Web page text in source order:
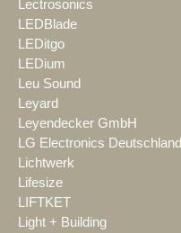
Lectrosonics
LEDBlade
LEDitgo
LEDium
Leu Sound
Leyard
Leyendecker GmbH
LG Electronics Deutschland
Lichtwerk
Lifesize
LIFTKET
Light + Building